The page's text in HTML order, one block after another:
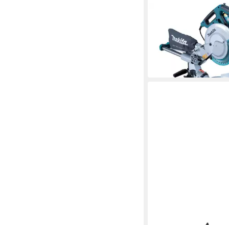
Kapp- und
638,58 €
in 4-5 Werktagen bei dir